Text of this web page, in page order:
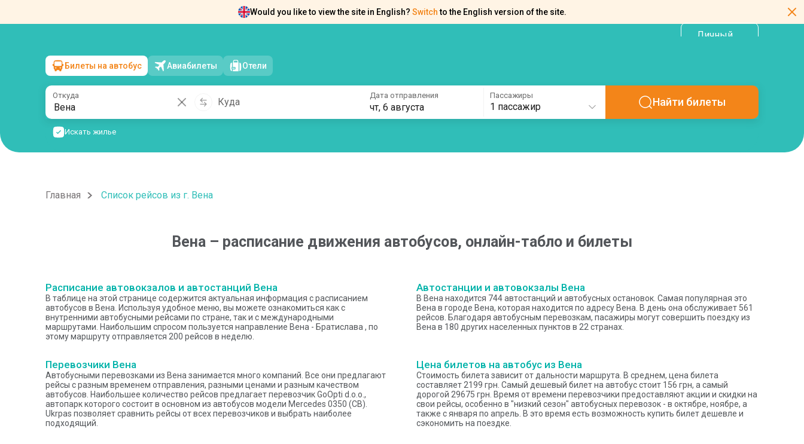
Would you like to view the site in English? Switch to the English version of the site.
Личный
Вена →
чт, 6 августа/1 пассажир
Билеты на автобус Авиабилеты Отели
Откуда
Куда
Дата отправления
чт, 6 августа
Пассажиры
1 пассажир Найти билеты
Искать жилье
Главная Список рейсов из г. Вена
Вена – расписание движения автобусов, онлайн-табло и билеты
Расписание автовокзалов и автостанций Вена
В таблице на этой странице содержится актуальная информация с расписанием
автобусов в Вена. Используя удобное меню, вы можете ознакомиться как с
внутренними автобусными рейсами по стране, так и с международными
маршрутами. Наибольшим спросом пользуется направление Вена - Братислава , по
этому маршруту отправляется 200 рейсов в неделю.
Автостанции и автовокзалы Вена
В Вена находится 744 автостанций и автобусных остановок. Самая популярная это
Вена в городе Вена, которая находится по адресу Вена. В день она обслуживает 561
рейсов. Благодаря автобусным перевозкам, пасажиры могут совершить поездку из
Вена в 180 других населенных пунктов в 22 странах.
Перевозчики Вена
Автобусными перевозками из Вена занимается много компаний. Все они предлагают
рейсы с разным временем отправления, разными ценами и разным качеством
автобусов. Наибольшее количество рейсов предлагает перевозчик GoOpti d.o.o.,
автопарк которого состоит в основном из автобусов модели Mercedes 0350 (СВ).
Ukrpas позволяет сравнить рейсы от всех перевозчиков и выбрать наиболее
подходящий.
Цена билетов на автобус из Вена
Стоимость билета зависит от дальности маршрута. В среднем, цена билета
составляет 2199 грн. Самый дешевый билет на автобус стоит 156 грн, а самый
дорогой 29675 грн. Время от времени перевозчики предоставляют акции и скидки на
свои рейсы, особенно в "низкий сезон" автобусных перевозок - в октябре, ноябре, а
также с января по апрель. В это время есть возможность купить билет дешевле и
сэкономить на поездке.